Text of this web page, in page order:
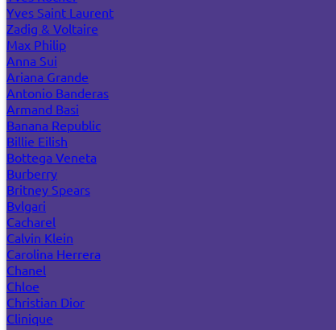
Yves Saint Laurent
Zadig & Voltaire
Max Philip
Anna Sui
Ariana Grande
Antonio Banderas
Armand Basi
Banana Republic
Billie Eilish
Bottega Veneta
Burberry
Britney Spears
Bvlgari
Cacharel
Calvin Klein
Carolina Herrera
Chanel
Chloe
Christian Dior
Clinique